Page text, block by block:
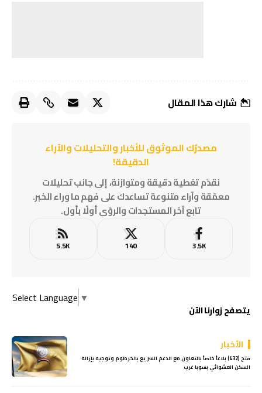
شارك هذا المقال
مصدرُك الموثوق للأخبار والتحليلات والآراء
الدقيقة!
نقدّم تغطية دقيقة ومتوازنة، إلى جانب تحليلات
معمّقة وآراء متنوعة تساعدك على فهم ما وراء الخبر.
تابع آخر المستجدات والرؤى أولًا بأول.
3.5K
140
5.5K
Select Language ▼
يتصفح زوارنا الآن
الأخبار
فتح (432) بلاغاً خاصاً بالتعاون مع الدعم السريع بالخرطوم وتوجيه بإزالة
السكن العشوائي بسوبا غرب